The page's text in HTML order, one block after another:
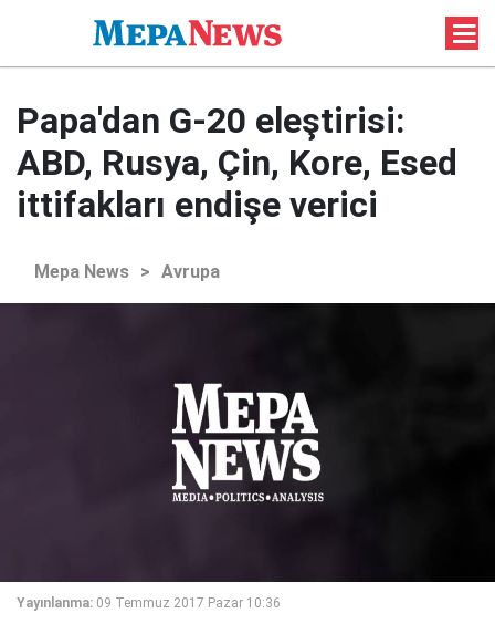
Papa'dan G-20 eleştirisi:
ABD, Rusya, Çin, Kore, Esed
ittifakları endişe verici
Mepa News > Avrupa
Yayınlanma: 09 Temmuz 2017 Pazar 10:36